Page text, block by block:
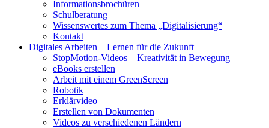
Informationsbrochüren
Schulberatung
Wissenswertes zum Thema „Digitalisierung“
Kontakt
Digitales Arbeiten – Lernen für die Zukunft
StopMotion-Videos – Kreativität in Bewegung
eBooks erstellen
Arbeit mit einem GreenScreen
Robotik
Erklärvideo
Erstellen von Dokumenten
Videos zu verschiedenen Ländern